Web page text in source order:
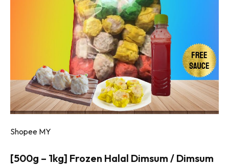
Shopee MY
[500g – 1kg] Frozen Halal Dimsum / Dimsum